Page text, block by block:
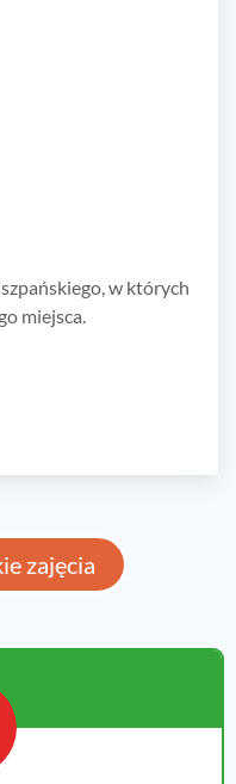
w których
miejsca.
zajęcia